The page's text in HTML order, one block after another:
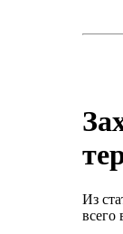
Из
всего